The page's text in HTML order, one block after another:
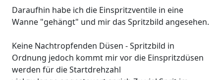
Daraufhin habe ich die Einspritzventile in eine
Wanne "gehängt" und mir das Spritzbild angesehen.
Keine Nachtropfenden Düsen - Spritzbild in
Ordnung jedoch kommt mir vor die Einspritzdüsen
werden für die Startdrehzahl